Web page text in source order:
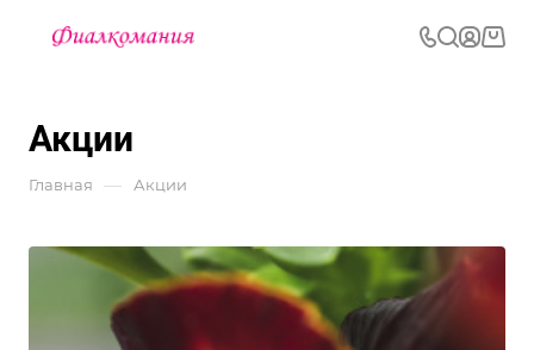
Акции
Главная — Акции